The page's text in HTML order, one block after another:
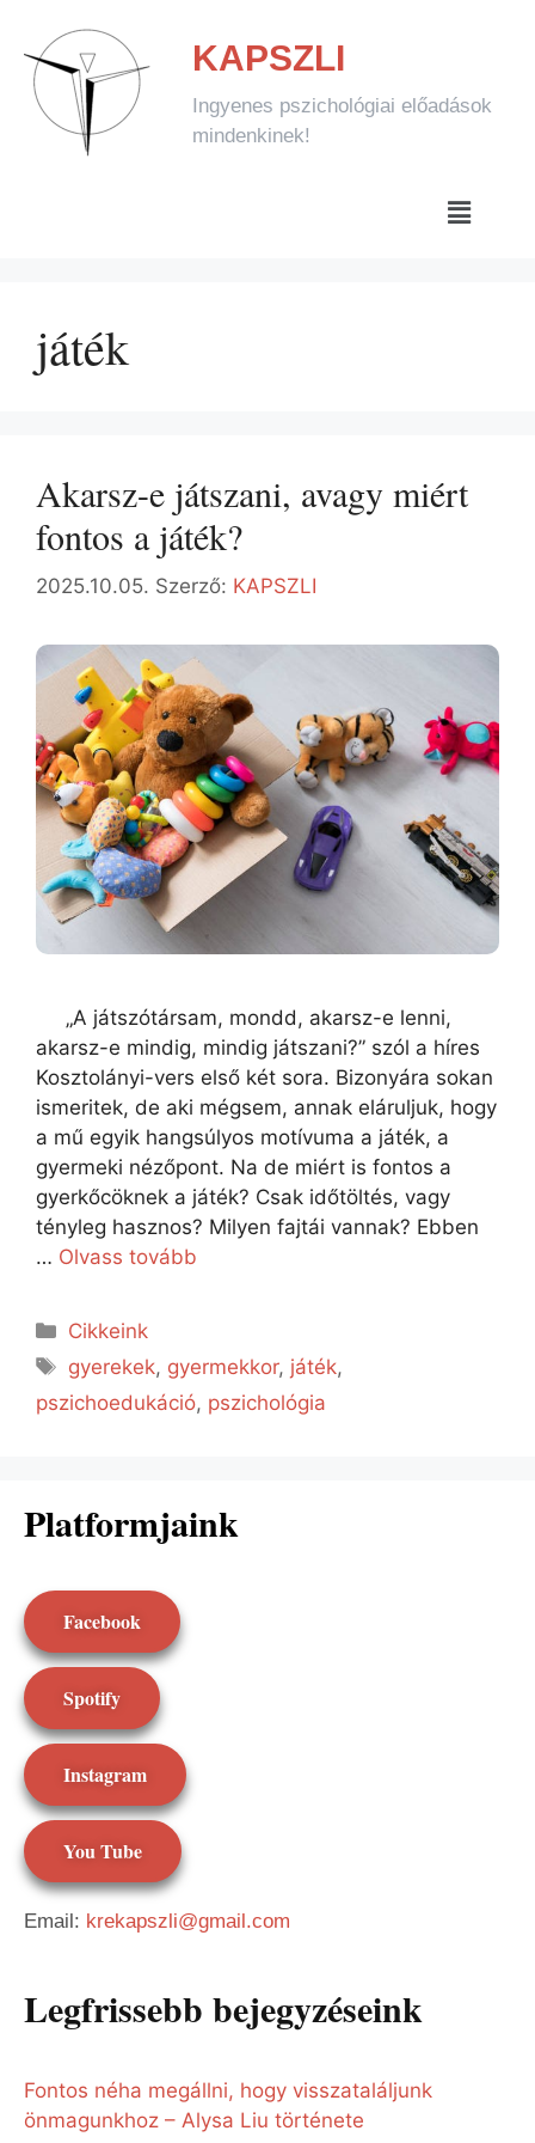
KAPSZLI
Ingyenes pszichológiai előadások
mindenkinek!
játék
Akarsz-e játszani, avagy miért
fontos a játék?
2025.10.05. Szerző: KAPSZLI
„A játszótársam, mondd, akarsz-e lenni,
akarsz-e mindig, mindig játszani?” szól a híres
Kosztolányi-vers első két sora. Bizonyára sokan
ismeritek, de aki mégsem, annak eláruljuk, hogy
a mű egyik hangsúlyos motívuma a játék, a
gyermeki nézőpont. Na de miért is fontos a
gyerkőcöknek a játék? Csak időtöltés, vagy
tényleg hasznos? Milyen fajtái vannak? Ebben
… Olvass tovább
Cikkeink
gyerekek, gyermekkor, játék,
pszichoedukáció, pszichológia
Platformjaink
Facebook
Spotify
Instagram
You Tube
Email: krekapszli@gmail.com
Legfrissebb bejegyzéseink
Fontos néha megállni, hogy visszataláljunk
önmagunkhoz – Alysa Liu története